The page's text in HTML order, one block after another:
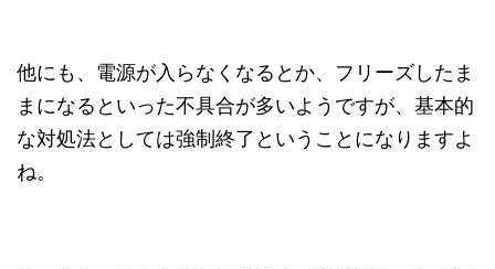
他にも、電源が入らなくなるとか、フリーズしたま
まになるといった不具合が多いようですが、基本的
な対処法としては強制終了ということになりますよ
ね。